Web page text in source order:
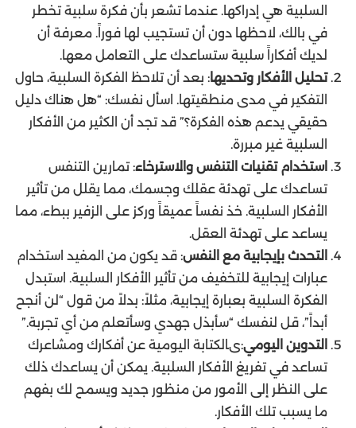
السلبية هي إدراكها. عندما تشعر بأن فكرة سلبية تخطر
في بالك، لاحظها دون أن تستجيب لها فوراً. معرفة أن
لديك أفكاراً سلبية ستساعدك على التعامل معها.
تحليل الأفكار وتحديها: بعد أن تلاحظ الفكرة السلبية، حاول
التفكير في مدى منطقيتها. اسأل نفسك: “هل هناك دليل
حقيقي يدعم هذه الفكرة؟” قد تجد أن الكثير من الأفكار
السلبية غير مبررة.
استخدام تقنيات التنفس والاسترخاء: تمارين التنفس
تساعدك على تهدئة عقلك وجسمك، مما يقلل من تأثير
الأفكار السلبية. خذ نفساً عميقاً وركز على الزفير ببطء، مما
يساعد على تهدئة العقل.
التحدث بإيجابية مع النفس: قد يكون من المفيد استخدام
عبارات إيجابية للتخفيف من تأثير الأفكار السلبية. استبدل
الفكرة السلبية بعبارة إيجابية، مثلاً: بدلاً من قول “لن أنجح
أبداً”، قل لنفسك “سأبذل جهدي وسأتعلم من أي تجربة.”
التدوين اليومي:ىالكتابة اليومية عن أفكارك ومشاعرك
تساعد في تفريغ الأفكار السلبية. يمكن أن يساعدك ذلك
على النظر إلى الأمور من منظور جديد ويسمح لك بفهم
ما يسبب تلك الأفكار.